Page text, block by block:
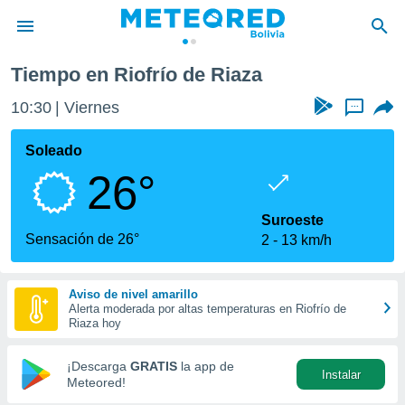
de
ha
calidad.
a este
las
y
forma
digital
basada
Tiempo en Riofrío de Riaza
10:30 Viernes ...
Soleado
26°
Sensación de 26°
Suroeste
2
13 km/h
Aviso de nivel amarillo
Alerta moderada por altas temperaturas en Riofrío de
Riaza hoy
¡Descarga GRATIS la app de
Meteored!
Instalar